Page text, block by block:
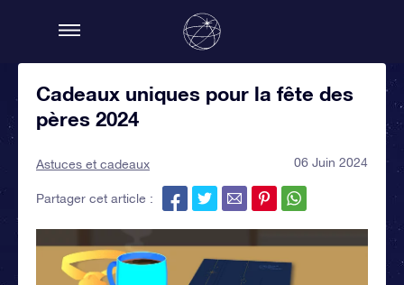
Cadeaux uniques pour la fête des
pères 2024
Astuces et cadeaux 06 Juin 2024
Partager cet article :